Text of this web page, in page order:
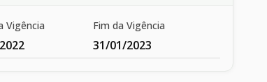
Vigência Fim da Vigência
31/01/2023